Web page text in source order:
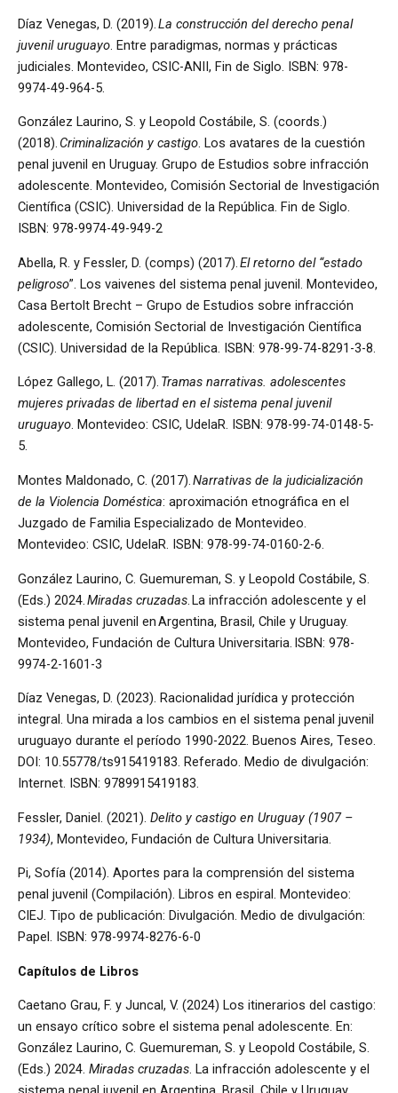
Díaz Venegas, D. (2019).La construcción del derecho penal
juvenil uruguayo. Entre paradigmas, normas y prácticas
judiciales. Montevideo, CSIC-ANII, Fin de Siglo. ISBN: 978-
9974-49-964-5.
González Laurino, S. y Leopold Costábile, S. (coords.)
(2018). Criminalización y castigo. Los avatares de la cuestión
penal juvenil en Uruguay. Grupo de Estudios sobre infracción
adolescente. Montevideo, Comisión Sectorial de Investigación
Científica (CSIC). Universidad de la República. Fin de Siglo.
ISBN: 978-9974-49-949-2
Abella, R. y Fessler, D. (comps) (2017).El retorno del “estado
peligroso”. Los vaivenes del sistema penal juvenil. Montevideo,
Casa Bertolt Brecht – Grupo de Estudios sobre infracción
adolescente, Comisión Sectorial de Investigación Científica
(CSIC). Universidad de la República. ISBN: 978-99-74-8291-3-8.
López Gallego, L. (2017). Tramas narrativas. adolescentes
mujeres privadas de libertad en el sistema penal juvenil
uruguayo. Montevideo: CSIC, UdelaR. ISBN: 978-99-74-0148-5-
5.
Montes Maldonado, C. (2017).Narrativas de la judicialización
de la Violencia Doméstica: aproximación etnográfica en el
Juzgado de Familia Especializado de Montevideo.
Montevideo: CSIC, UdelaR. ISBN: 978-99-74-0160-2-6.
González Laurino, C. Guemureman, S. y Leopold Costábile, S.
(Eds.) 2024. Miradas cruzadas . La infracción adolescente y el
sistema penal juvenil en Argentina, Brasil, Chile y Uruguay.
Montevideo, Fundación de Cultura Universitaria. ISBN: 978-
9974-2-1601-3
Díaz Venegas, D. (2023). Racionalidad jurídica y protección
integral. Una mirada a los cambios en el sistema penal juvenil
uruguayo durante el período 1990-2022. Buenos Aires, Teseo.
DOI: 10.55778/ts915419183. Referado. Medio de divulgación:
Internet. ISBN: 9789915419183.
Fessler, Daniel. (2021). Delito y castigo en Uruguay (1907 –
1934), Montevideo, Fundación de Cultura Universitaria.
Pi, Sofía (2014). Aportes para la comprensión del sistema
penal juvenil (Compilación). Libros en espiral. Montevideo:
CIEJ. Tipo de publicación: Divulgación. Medio de divulgación:
Papel. ISBN: 978-9974-8276-6-0
Capítulos de Libros
Caetano Grau, F. y Juncal, V. (2024) Los itinerarios del castigo:
un ensayo crítico sobre el sistema penal adolescente. En:
González Laurino, C. Guemureman, S. y Leopold Costábile, S.
(Eds.) 2024. Miradas cruzadas. La infracción adolescente y el